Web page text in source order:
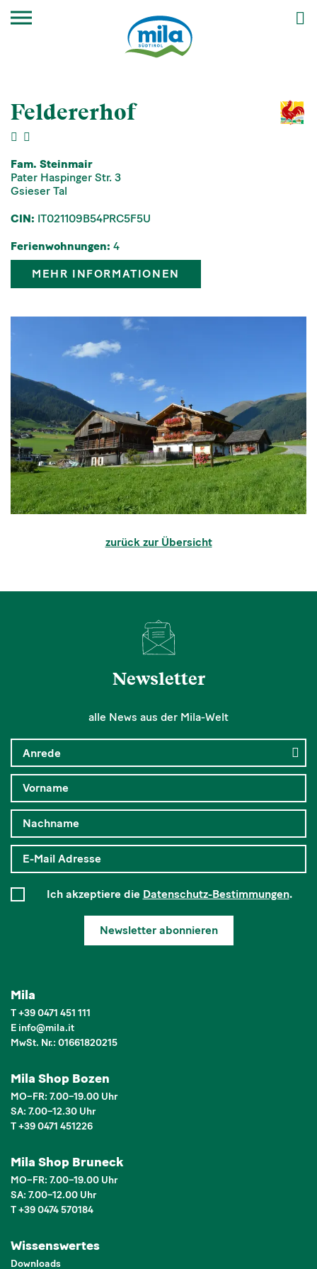
Feldererhof
Fam. Steinmair
Pater Haspinger Str. 3
Gsieser Tal
CIN: IT021109B54PRC5F5U
Ferienwohnungen: 4
MEHR INFORMATIONEN
zurück zur Übersicht
Newsletter
alle News aus der Mila-Welt
Ich akzeptiere die Datenschutz-Bestimmungen.
Newsletter abonnieren
Mila
T+39 0471 451 111
E info@mila.it
MwSt. Nr.: 01661820215
Mila Shop Bozen
MO–FR: 7.00–19.00 Uhr
SA: 7.00–12.30 Uhr
T +39 0471 451226
Mila Shop Bruneck
MO–FR: 7.00–19.00 Uhr
SA: 7.00–12.00 Uhr
T +39 0474 570184
Wissenswertes
Downloads